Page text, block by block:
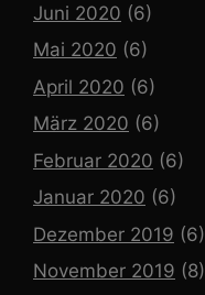
Juni 2020 (6)
Mai 2020 (6)
April 2020 (6)
März 2020 (6)
Februar 2020 (6)
Januar 2020 (6)
Dezember 2019 (6)
November 2019 (8)